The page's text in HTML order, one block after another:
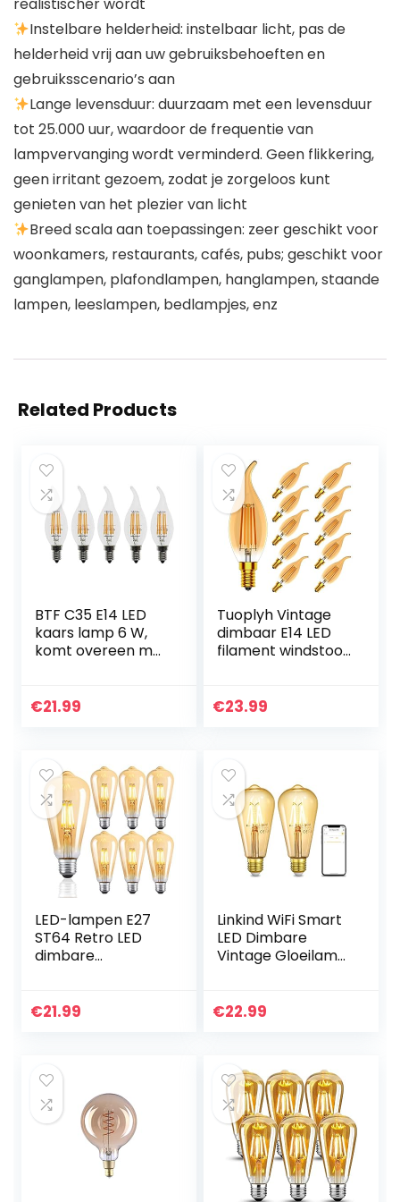
realistischer wordt
Instelbare helderheid: instelbaar licht, pas de
helderheid vrij aan uw gebruiksbehoeften en
gebruiksscenario’s aan
Lange levensduur: duurzaam met een levensduur
tot 25.000 uur, waardoor de frequentie van
lampvervanging wordt verminderd. Geen flikkering,
geen irritant gezoem, zodat je zorgeloos kunt
genieten van het plezier van licht
Breed scala aan toepassingen: zeer geschikt voor
woonkamers, restaurants, cafés, pubs; geschikt voor
ganglampen, plafondlampen, hanglampen, staande
lampen, leeslampen, bedlampjes, enz
Related Products
BTF C35 E14 LED
kaars lamp 6 W,
komt overeen met
kandelaar E14
€21.99
Tuoplyh Vintage
dimbaar E14 LED
filament windstoot
gloeilamp, warm
€23.99
LED-lampen E27
ST64 Retro LED
dimbare
spaarlamp retro
€21.99
Linkind WiFi Smart
LED Dimbare
Vintage Gloeilamp
350lm, Eekhoorn
€22.99